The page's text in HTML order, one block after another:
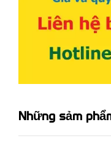
Những sảm